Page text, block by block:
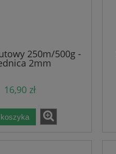
250m/500g -
2mm
16,90 zł